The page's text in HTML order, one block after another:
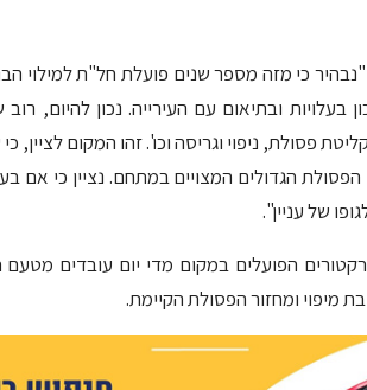
בעלויות ובתיאום עם העירייה. נכון להיום,
פסולת, ניפוי וגריסה וכו'. זהו המקום
הפסולת הגדולים המצויים במתחם. נציין כי אם
של עניין".
הפועלים במקום מדי יום עובדים
מיפוי ומחזור הפסולת הקיימת.